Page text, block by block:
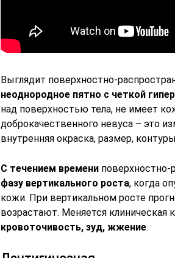
Выглядит поверхностно-
неоднородное пятно с четкой
над поверхностью тела, не имеет
доброкачественного невуса – это
внутренняя окраска, размер,
С течением времени
фазу вертикального роста, когда
кожи. При вертикальном росте
возрастают. Меняется клиническая
кровоточивость, зуд, жжение.